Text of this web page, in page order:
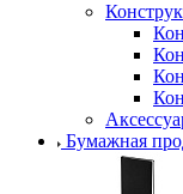
Бумажная